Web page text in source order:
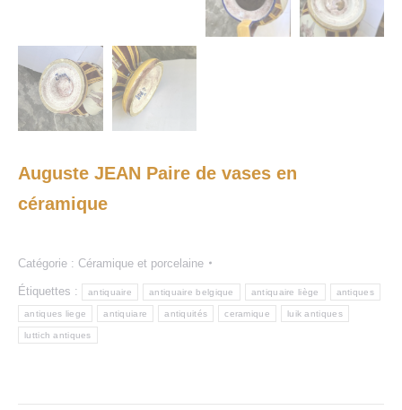
Auguste JEAN Paire de vases en
céramique
Catégorie : Céramique et porcelaine
Étiquettes : antiquaire antiquaire belgique antiquaire liège antiques
antiques liege antiquiare antiquités ceramique luik antiques
luttich antiques